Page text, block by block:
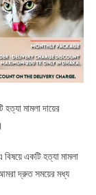
মামলা দায়ের
একটি হত্যা মামলা
দ্রুত সময়ের মধ্য